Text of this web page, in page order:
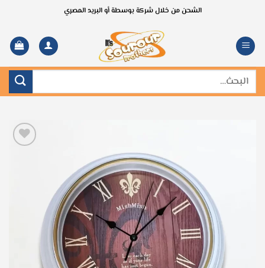
الشحن من خلال شركة بوسطة أو البريد المصري
البحث
عن: